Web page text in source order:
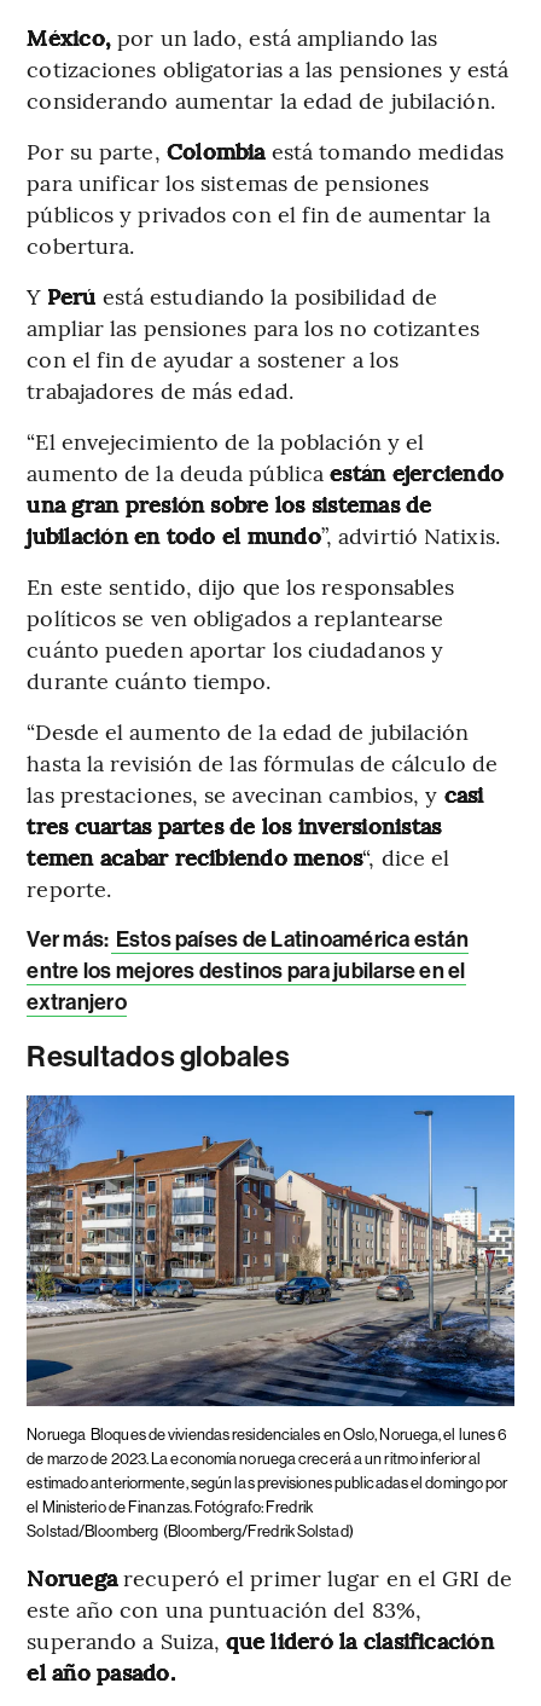
México, por un lado, está ampliando las
cotizaciones obligatorias a las pensiones y está
considerando aumentar la edad de jubilación.
Por su parte, Colombiaestá tomando medidas
para unificar los sistemas de pensiones
públicos y privados con el fin de aumentar la
cobertura.
Y Perú está estudiando la posibilidad de
ampliar las pensiones para los no cotizantes
con el fin de ayudar a sostener a los
trabajadores de más edad.
“El envejecimiento de la población y el
aumento de la deuda públicaestán ejerciendo
una gran presión sobre los sistemas de
jubilación en todo el mundo”, advirtió Natixis.
En este sentido, dijo que los responsables
políticos se ven obligados a replantearse
cuánto pueden aportar los ciudadanos y
durante cuánto tiempo.
“Desde el aumento de la edad de jubilación
hasta la revisión de las fórmulas de cálculo de
las prestaciones, se avecinan cambios, y casi
tres cuartas partes de los inversionistas
temen acabar recibiendo menos“, dice el
reporte.
Ver más: Estos países de Latinoamérica están
entre los mejores destinos para jubilarse en el
extranjero
Resultados globales
Noruega Bloques de viviendas residenciales en Oslo, Noruega, el lunes 6
de marzo de 2023. La economía noruega crecerá a un ritmo inferior al
estimado anteriormente, según las previsiones publicadas el domingo por
el Ministerio de Finanzas. Fotógrafo: Fredrik
Solstad/Bloomberg (Bloomberg/Fredrik Solstad)
Noruegarecuperó el primer lugar en el GRI de
este año con una puntuación del 83%,
superando a Suiza, que lideró la clasificación
el año pasado.